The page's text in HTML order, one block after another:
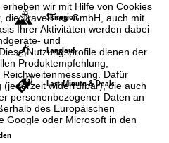
wir mit Hilfe von Cookies
die TravelTrex GmbH, auch mit
Ihrer Aktivitäten werden dabei
und
Nutzungsprofile dienen der
Produktempfehlung,
Dafür
widerrufbar), die auch
personenbezogener Daten an
des Europäischen
Google oder Microsoft in den
Skiregion
Langlauf
Last-Minute & Deals